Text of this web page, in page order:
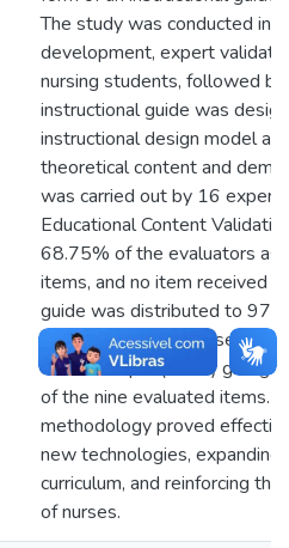
The study was conducted in
development, expert
nursing students, followed
instructional guide was
instructional design model
theoretical content and
was carried out by 16 expert
Educational Content
68.75% of the evaluators
items, and no item received
guide was distributed to 97
the 4th, 5th, and 9th
of the sample (n=11) giving
of the nine evaluated items.
methodology proved
new technologies,
curriculum, and reinforcing
of nurses.